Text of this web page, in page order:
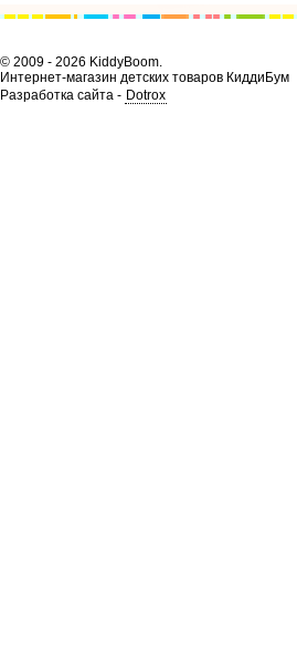
© 2009 - 2026 KiddyBoom.
Интернет-магазин детских товаров КиддиБум
Разработка сайта - Dotrox